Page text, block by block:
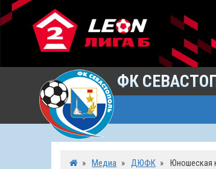
ФК
» Медиа » ДЮФК » Юношеская